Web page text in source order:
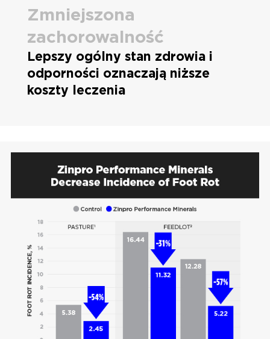
Zmniejszona
zachorowalność
Lepszy ogólny stan zdrowia i
odporności oznaczają niższe
koszty leczenia